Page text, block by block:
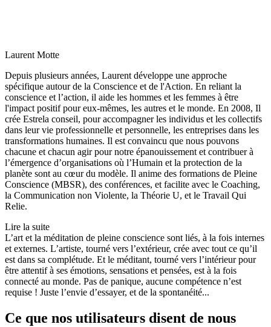
Laurent Motte
Depuis plusieurs années, Laurent développe une approche
spécifique autour de la Conscience et de l'Action. En reliant la
conscience et l’action, il aide les hommes et les femmes à être
l'impact positif pour eux-mêmes, les autres et le monde. En 2008, Il
crée Estrela conseil, pour accompagner les individus et les collectifs
dans leur vie professionnelle et personnelle, les entreprises dans les
transformations humaines. Il est convaincu que nous pouvons
chacune et chacun agir pour notre épanouissement et contribuer à
l’émergence d’organisations où l’Humain et la protection de la
planète sont au cœur du modèle. Il anime des formations de Pleine
Conscience (MBSR), des conférences, et facilite avec le Coaching,
la Communication non Violente, la Théorie U, et le Travail Qui
Relie.
Lire la suite
L’art et la méditation de pleine conscience sont liés, à la fois internes
et externes. L’artiste, tourné vers l’extérieur, crée avec tout ce qu’il
est dans sa complétude. Et le méditant, tourné vers l’intérieur pour
être attentif à ses émotions, sensations et pensées, est à la fois
connecté au monde. Pas de panique, aucune compétence n’est
requise ! Juste l’envie d’essayer, et de la spontanéité...
Ce que nos utilisateurs disent de nous